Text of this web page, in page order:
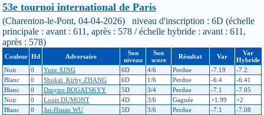
53e tournoi international de Paris
(Charenton-le-Pont, 04-04-2026) niveau d'inscription : 6D (échelle
principale : avant : 611, après : 578 / échelle hybride : avant : 611,
après : 578)
Couleur Hd Adversaire
Son
niveau
Son
score
Résultat Var
Var
Hybride
Noir
0 Yuze XING 6D 4/6 Perdue -7.19
-7.2
Blanc
0 Shukai_Kirby ZHANG 6D 1/6 Perdue -6.4
-6.41
Blanc
0 Dmytro BOGATSKYY 5D 3/4 Perdue -7.1
-7.05
Noir
0 Louis DUMONT 4D 3/6 Gagnée +1.99
+2
Blanc
0 Jui-Hsuan WU 5D 3/6 Perdue -7.1
-7.08